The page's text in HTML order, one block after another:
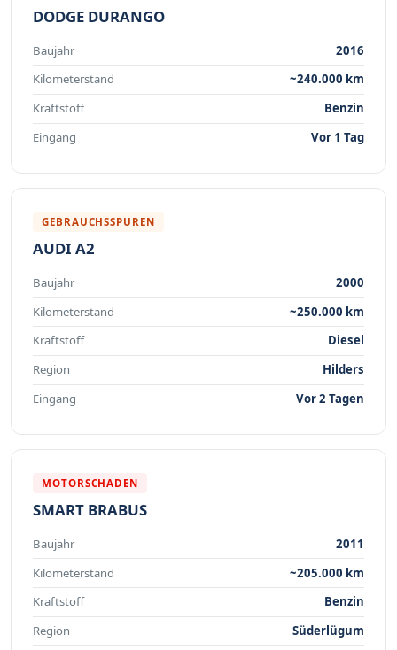
DODGE DURANGO
Baujahr
2016
Kilometerstand
~240.000 km
Kraftstoff
Benzin
Eingang
Vor 1 Tag
GEBRAUCHSSPUREN
AUDI A2
Baujahr
2000
Kilometerstand
~250.000 km
Kraftstoff
Diesel
Region
Hilders
Eingang
Vor 2 Tagen
MOTORSCHADEN
SMART BRABUS
Baujahr
2011
Kilometerstand
~205.000 km
Kraftstoff
Benzin
Region
Süderlügum